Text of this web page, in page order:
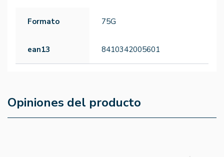
Formato 75G
ean13 8410342005601
Opiniones del producto